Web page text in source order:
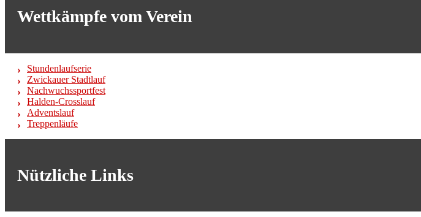
Wettkämpfe vom Verein
Stundenlaufserie
Zwickauer Stadtlauf
Nachwuchssportfest
Halden-Crosslauf
Adventslauf
Treppenläufe
Nützliche Links